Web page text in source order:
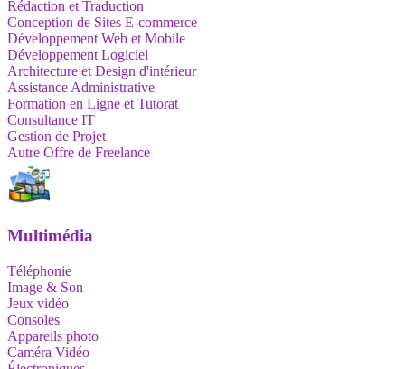
Rédaction et Traduction
Conception de Sites E-commerce
Développement Web et Mobile
Développement Logiciel
Architecture et Design d'intérieur
Assistance Administrative
Formation en Ligne et Tutorat
Consultance IT
Gestion de Projet
Autre Offre de Freelance
Multimédia
Téléphonie
Image & Son
Jeux vidéo
Consoles
Appareils photo
Caméra Vidéo